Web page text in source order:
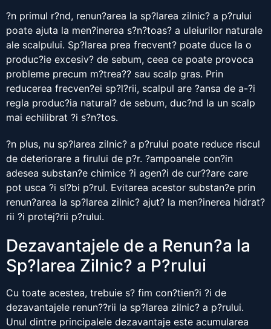
?n primul r?nd, renun?area la sp?larea zilnic? a p?rului
poate ajuta la men?inerea s?n?toas? a uleiurilor naturale
ale scalpului. Sp?larea prea frecvent? poate duce la o
produc?ie excesiv? de sebum, ceea ce poate provoca
probleme precum m?trea?? sau scalp gras. Prin
reducerea frecven?ei sp?l?rii, scalpul are ?ansa de a-?i
regla produc?ia natural? de sebum, duc?nd la un scalp
mai echilibrat ?i s?n?tos.
?n plus, nu sp?larea zilnic? a p?rului poate reduce riscul
de deteriorare a firului de p?r. ?ampoanele con?in
adesea substan?e chimice ?i agen?i de cur??are care
pot usca ?i sl?bi p?rul. Evitarea acestor substan?e prin
renun?area la sp?larea zilnic? ajut? la men?inerea hidrat?
rii ?i protej?rii p?rului.
Dezavantajele de a Renun?a la
Sp?larea Zilnic? a P?rului
Cu toate acestea, trebuie s? fim con?tien?i ?i de
dezavantajele renun??rii la sp?larea zilnic? a p?rului.
Unul dintre principalele dezavantaje este acumularea